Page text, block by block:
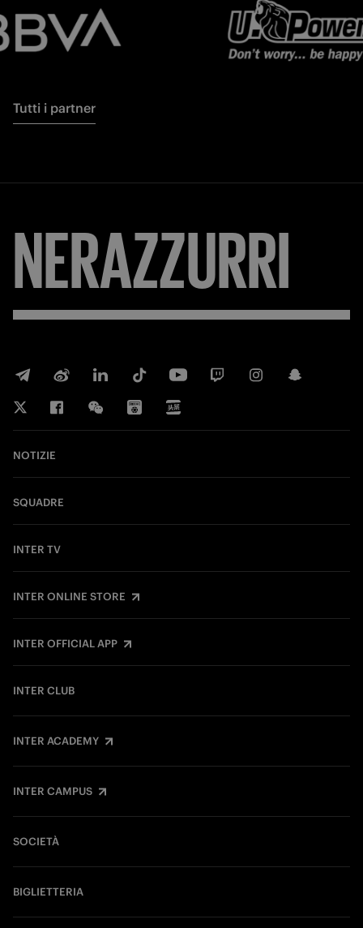
Tutti i partner
NERAZZURRI
NOTIZIE
SQUADRE
INTER TV
INTER ONLINE STORE
INTER OFFICIAL APP
INTER CLUB
INTER ACADEMY
INTER CAMPUS
SOCIETÀ
BIGLIETTERIA